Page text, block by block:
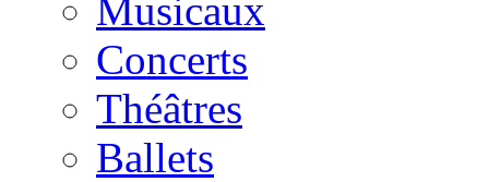
Musicaux
Concerts
Théâtres
Ballets